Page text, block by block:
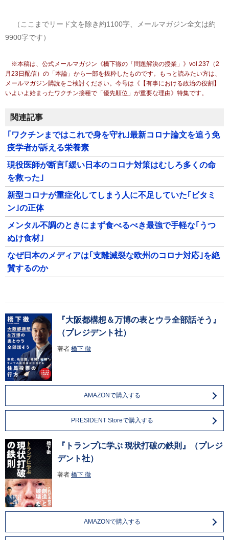
（ここまでリード文を除き約1100字、メールマガジン全文は約
9900字です）
※本稿は、公式メールマガジン《橋下徹の「問題解決の授業」》vol.237（2
月23日配信）の「本論」から一部を抜粋したものです。もっと読みたい方は、
メールマガジン購読をご検討ください。今号は《【有事における政治の役割】
いよいよ始まったワクチン接種で「優先順位」が重要な理由》特集です。
関連記事
｢ワクチンまではこれで身を守れ｣最新コロナ論文を追う免
疫学者が訴える栄養素
現役医師が断言｢緩い日本のコロナ対策はむしろ多くの命
を救った｣
新型コロナが重症化してしまう人に不足していた｢ビタミ
ン｣の正体
メンタル不調のときにまず食べるべき最強で手軽な｢うつ
ぬけ食材｣
なぜ日本のメディアは｢支離滅裂な欧州のコロナ対応｣を絶
賛するのか
『大阪都構想＆万博の表とウラ全部話そう』
（プレジデント社）
著者 橋下 徹
AMAZONで購入する
PRESIDENT Storeで購入する
『トランプに学ぶ 現状打破の鉄則』（プレジ
デント社）
著者 橋下 徹
AMAZONで購入する